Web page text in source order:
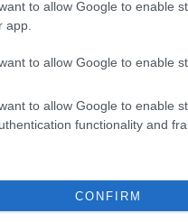
to allow Google to enable
app.
to allow Google to enable
to allow Google to enable
functionality and
CONFIRM